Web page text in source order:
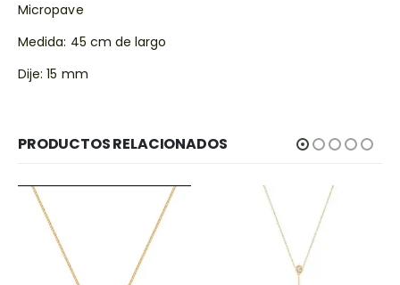
Micropave
Medida: 45 cm de largo
Dije: 15 mm
PRODUCTOS RELACIONADOS